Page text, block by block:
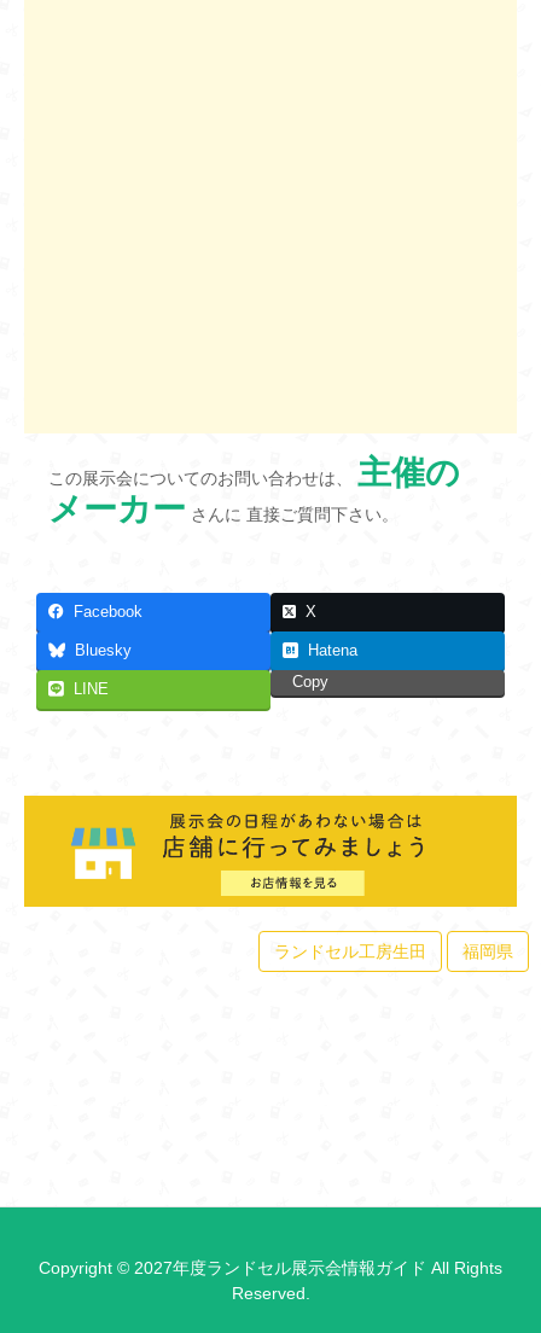
この展示会についてのお問い合わせは、 主催の
メーカー さんに 直接ご質問下さい。
Facebook X
Bluesky Hatena
LINE Copy
ランドセル工房生田 福岡県
Copyright © 2027年度ランドセル展示会情報ガイド All Rights
Reserved.